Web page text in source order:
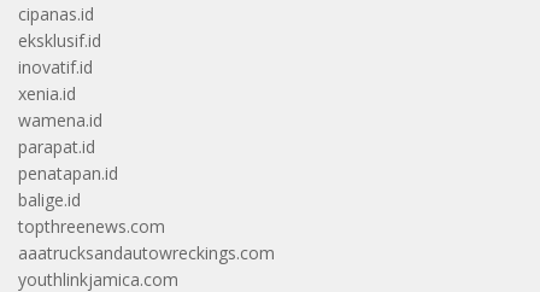
cipanas.id
eksklusif.id
inovatif.id
xenia.id
wamena.id
parapat.id
penatapan.id
balige.id
topthreenews.com
aaatrucksandautowreckings.com
youthlinkjamica.com